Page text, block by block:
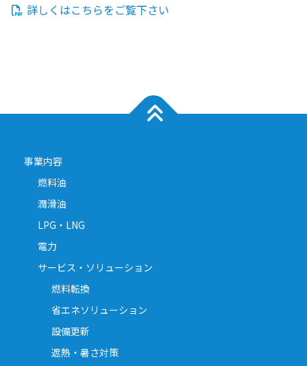
詳しくはこちらをご覧下さい
事業内容
燃料油
潤滑油
LPG・LNG
電力
サービス・ソリューション
燃料転換
省エネソリューション
設備更新
遮熱・暑さ対策